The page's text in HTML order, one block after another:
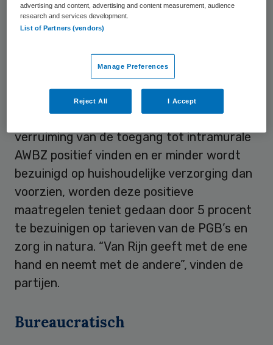
Bezuiniging
gehandicapten, – en seniorenorganisaties
wordt de inrichting van het nieuwe stelsel
vooral door bezuinigingsdoelstellingen
ingegeven. Hoewel de partijen de
verruiming van de toegang tot intramurale
AWBZ positief vinden en er minder wordt
bezuinigd op huishoudelijke verzorging dan
voorzien, worden deze positieve
maatregelen teniet gedaan door 5 procent
te bezuinigen op tarieven van de PGB’s en
zorg in natura. “Van Rijn geeft met de ene
hand en neemt met de andere”, vinden de
partijen.
Bureaucratisch
advertising and content, advertising and content measurement, audience
research and services development.
List of Partners (vendors)
Manage Preferences
Reject All I Accept